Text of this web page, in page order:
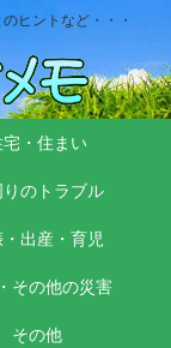
ヒントなど・・・
宅・住まい
りのトラブル
出産・育児
その他の災害
その他